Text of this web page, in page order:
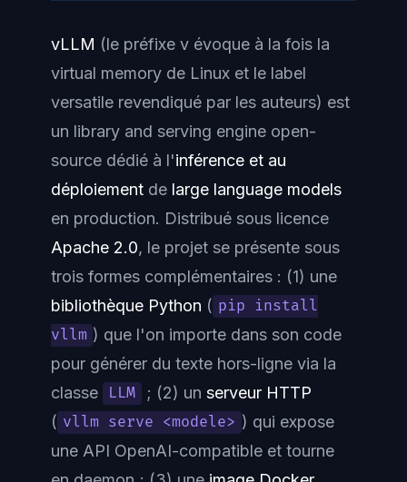
vLLM (le préfixe v évoque à la fois la
virtual memory de Linux et le label
versatile revendiqué par les auteurs) est
un library and serving engine open-
source dédié à l'inférence et au
déploiement de large language models
en production. Distribué sous licence
Apache 2.0, le projet se présente sous
trois formes complémentaires : (1) une
bibliothèque Python ( pip install
vllm ) que l'on importe dans son code
pour générer du texte hors-ligne via la
classe
LLM ; (2) un serveur HTTP
( vllm serve <modele> ) qui expose
une API OpenAI-compatible et tourne